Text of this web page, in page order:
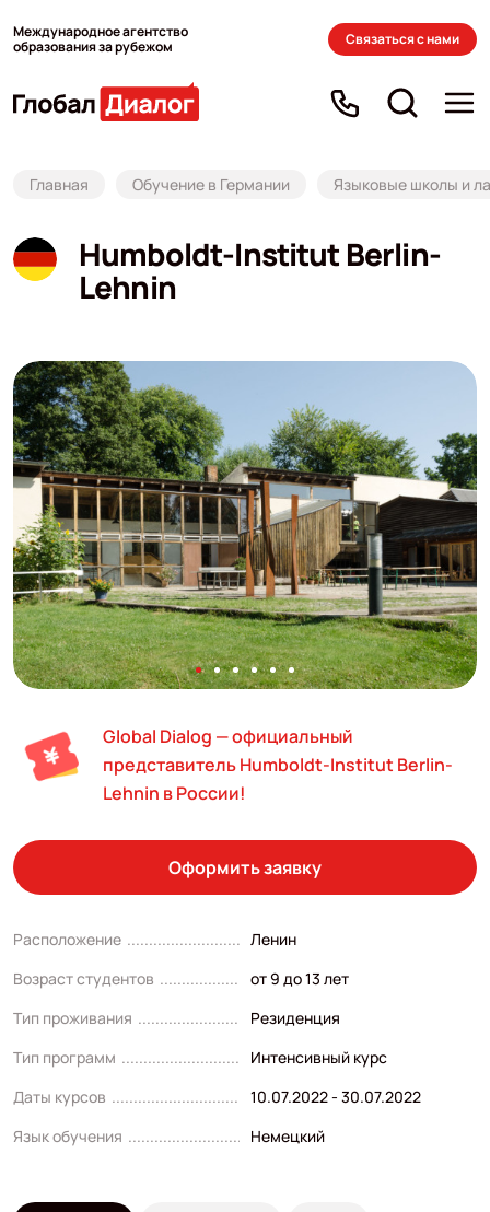
Международное агентство
образования за рубежом
Связаться с нами
Главная Обучение в Германии Языковые школы и
Humboldt-Institut Berlin-
Lehnin
Global Dialog — официальный
представитель Humboldt-Institut Berlin-
Lehnin в России!
Оформить заявку
Расположение
Ленин
Возраст студентов
от 9 до 13 лет
Тип проживания
Резиденция
Тип программ
Интенсивный курс
Даты курсов
10.07.2022 - 30.07.2022
Язык обучения
Немецкий